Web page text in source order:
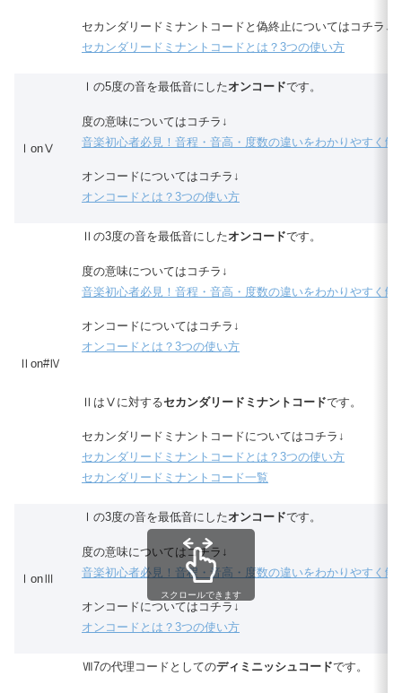
セカンダリードミナントコードと偽終止についてはコチラ↓
セカンダリードミナントコードとは？3つの使い方
ⅠonⅤ
Ⅰの5度の音を最低音にしたオンコードです。
度の意味についてはコチラ↓
音楽初心者必見！音程・音高・度数の違いをわかりやすく解
オンコードについてはコチラ↓
オンコードとは？3つの使い方
Ⅱon#Ⅳ
Ⅱの3度の音を最低音にしたオンコードです。
度の意味についてはコチラ↓
音楽初心者必見！音程・音高・度数の違いをわかりやすく解
オンコードについてはコチラ↓
オンコードとは？3つの使い方
ⅡはⅤに対するセカンダリードミナントコードです。
セカンダリードミナントコードについてはコチラ↓
セカンダリードミナントコードとは？3つの使い方
セカンダリードミナントコード一覧
ⅠonⅢ
Ⅰの3度の音を最低音にしたオンコードです。
度の意味についてはコチラ↓
音楽初心者必見！音程・音高・度数の違いをわかりやすく解
オンコードについてはコチラ↓
オンコードとは？3つの使い方
Ⅶ7の代理コードとしてのディミニッシュコードです。
スクロールできます